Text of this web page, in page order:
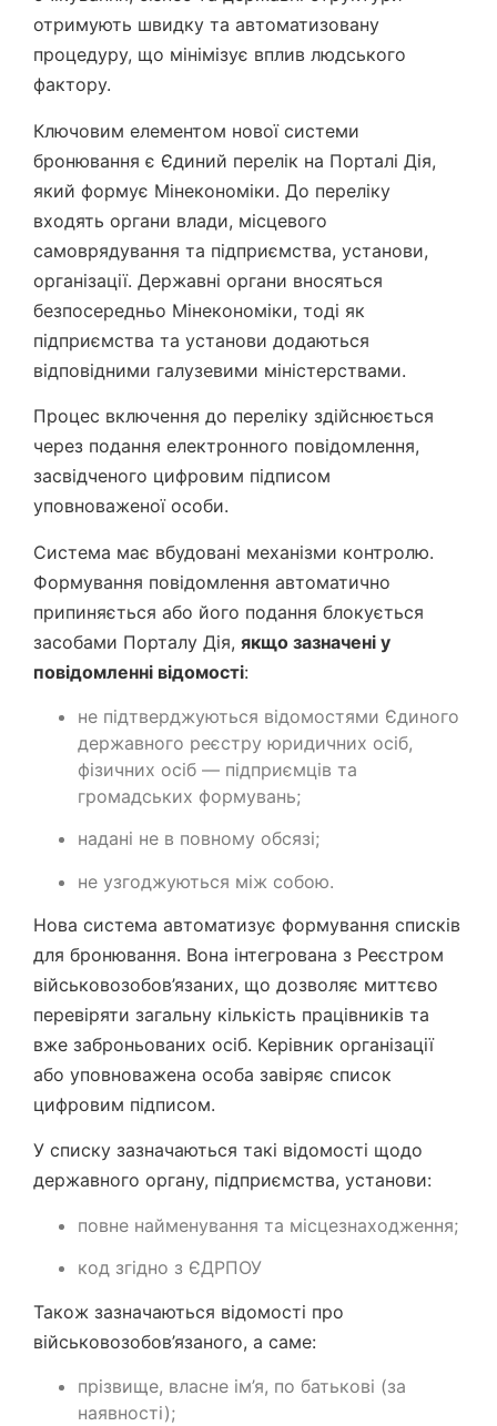
отримують швидку та автоматизовану
процедуру, що мінімізує вплив людського
фактору.
Ключовим елементом нової системи
бронювання є Єдиний перелік на Порталі Дія,
який формує Мінекономіки. До переліку
входять органи влади, місцевого
самоврядування та підприємства, установи,
організації. Державні органи вносяться
безпосередньо Мінекономіки, тоді як
підприємства та установи додаються
відповідними галузевими міністерствами.
Процес включення до переліку здійснюється
через подання електронного повідомлення,
засвідченого цифровим підписом
уповноваженої особи.
Система має вбудовані механізми контролю.
Формування повідомлення автоматично
припиняється або його подання блокується
засобами Порталу Дія, якщо зазначені у
повідомленні відомості:
не підтверджуються відомостями Єдиного
державного реєстру юридичних осіб,
фізичних осіб — підприємців та
громадських формувань;
надані не в повному обсязі;
не узгоджуються між собою.
Нова система автоматизує формування списків
для бронювання. Вона інтегрована з Реєстром
військовозобов’язаних, що дозволяє миттєво
перевіряти загальну кількість працівників та
вже заброньованих осіб. Керівник організації
або уповноважена особа завіряє список
цифровим підписом.
У списку зазначаються такі відомості щодо
державного органу, підприємства, установи:
повне найменування та місцезнаходження;
код згідно з ЄДРПОУ
Також зазначаються відомості про
військовозобов’язаного, а саме:
прізвище, власне ім’я, по батькові (за
наявності);